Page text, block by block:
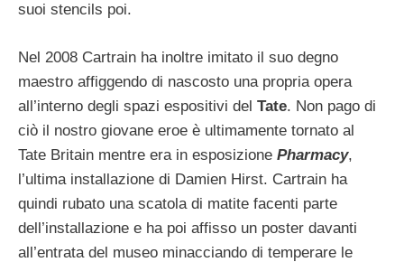
suoi stencils poi.
Nel 2008 Cartrain ha inoltre imitato il suo degno
maestro affiggendo di nascosto una propria opera
all’interno degli spazi espositivi del Tate. Non pago di
ciò il nostro giovane eroe è ultimamente tornato al
Tate Britain mentre era in esposizione Pharmacy,
l’ultima installazione di Damien Hirst. Cartrain ha
quindi rubato una scatola di matite facenti parte
dell’installazione e ha poi affisso un poster davanti
all’entrata del museo minacciando di temperare le